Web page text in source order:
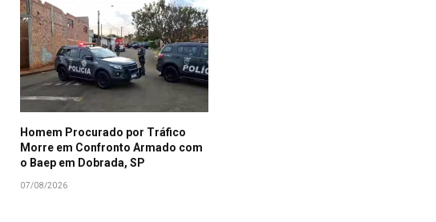
Homem Procurado por Tráfico
Morre em Confronto Armado com
o Baep em Dobrada, SP
07/08/2026